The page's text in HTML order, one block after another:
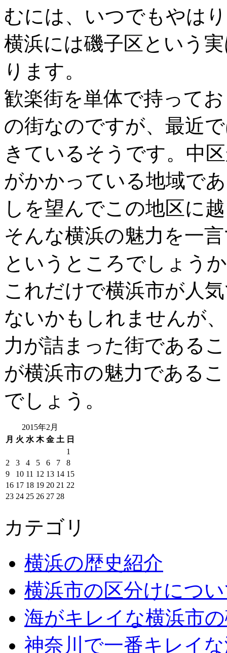
むには、いつでもやは
横浜には磯子区という
ります。
歓楽街を単体で持って
の街なのですが、最近
きているそうです。中
がかかっている地域で
しを望んでこの地区に
そんな横浜の魅力を一
というところでしょう
これだけで横浜市が人
ないかもしれませんが
力が詰まった街である
が横浜市の魅力である
でしょう。
2015年2月
月 火 水 木 金 土 日
1
2
3 4 5 6 7
8
9
10 11 12 13 14 15
16 17 18 19 20 21 22
23 24 25 26 27 28
カテゴリ
横浜の歴史紹介
横浜市の区分けにつ
海がキレイな横浜市
神奈川で一番キレイ